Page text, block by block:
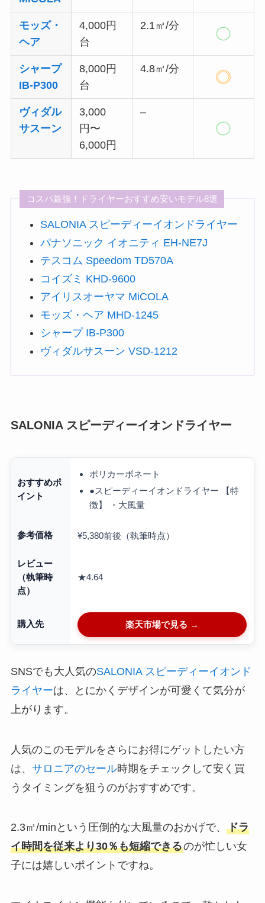
モッズ・
ヘア
4,000円
台
2.1㎥/分
シャープ
IB-P300
8,000円
台
4.8㎥/分
ヴィダル
サスーン
3,000
円〜
6,000円
–
コスパ最強！ドライヤーおすすめ安いモデル8選
SALONIA スピーディーイオンドライヤー
パナソニック イオニティ EH-NE7J
テスコム Speedom TD570A
コイズミ KHD-9600
アイリスオーヤマ MiCOLA
モッズ・ヘア MHD-1245
シャープ IB-P300
ヴィダルサスーン VSD-1212
SALONIA スピーディーイオンドライヤー
おすすめポ
イント
ポリカーボネート
●スピーディーイオンドライヤー 【特
徴】 ・大風量
参考価格 ¥5,380前後（執筆時点）
レビュー
（執筆時
点）
★4.64
購入先 楽天市場で見る →
SNSでも大人気のSALONIA スピーディーイオンド
ライヤーは、とにかくデザインが可愛くて気分が
上がります。
人気のこのモデルをさらにお得にゲットしたい方
は、 サロニアのセール時期をチェックして安く買
うタイミングを狙うのがおすすめです。
2.3㎥/minという圧倒的な大風量のおかげで、 ドラ
イ時間を従来より30％も短縮できるのが忙しい女
子には嬉しいポイントですね。